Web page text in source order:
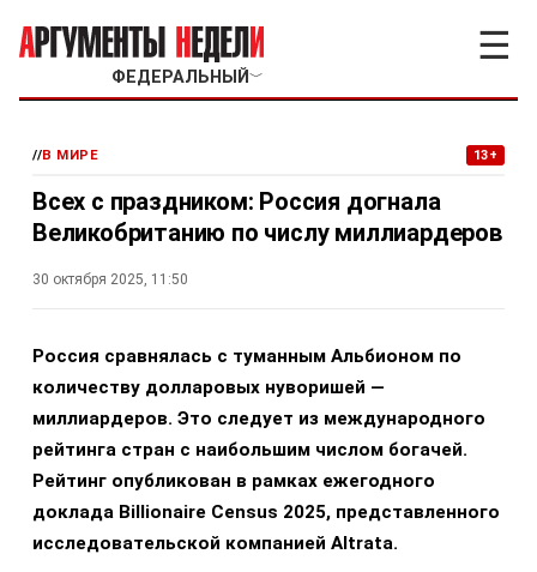
ФЕДЕРАЛЬНЫЙ ﹀
☰
//В МИРЕ 13+
Всех с праздником: Россия догнала
Великобританию по числу миллиардеров
30 октября 2025, 11:50
Россия сравнялась с туманным Альбионом по
количеству долларовых нуворишей —
миллиардеров. Это следует из международного
рейтинга стран с наибольшим числом богачей.
Рейтинг опубликован в рамках ежегодного
доклада Billionaire Census 2025, представленного
исследовательской компанией Altrata.